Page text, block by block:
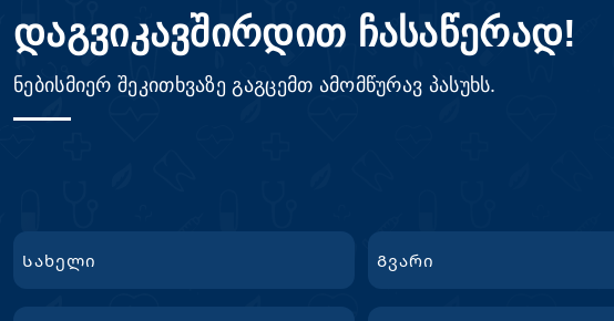
დაგვიკავშირდით ჩასაწერად!
ნებისმიერ შეკითხვაზე გაგცემთ ამომწურავ პასუხს.